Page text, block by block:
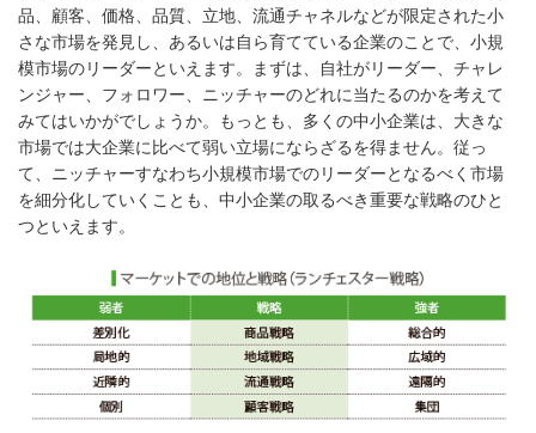
品、顧客、価格、品質、立地、流通チャネルなどが限定された小
さな市場を発見し、あるいは自ら育てている企業のことで、小規
模市場のリーダーといえます。まずは、自社がリーダー、チャレ
ンジャー、フォロワー、ニッチャーのどれに当たるのかを考えて
みてはいかがでしょうか。もっとも、多くの中小企業は、大きな
市場では大企業に比べて弱い立場にならざるを得ません。従っ
て、ニッチャーすなわち小規模市場でのリーダーとなるべく市場
を細分化していくことも、中小企業の取るべき重要な戦略のひと
つといえます。